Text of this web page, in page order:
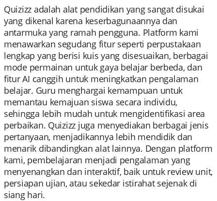
Quizizz adalah alat pendidikan yang sangat disukai
yang dikenal karena keserbagunaannya dan
antarmuka yang ramah pengguna. Platform kami
menawarkan segudang fitur seperti perpustakaan
lengkap yang berisi kuis yang disesuaikan, berbagai
mode permainan untuk gaya belajar berbeda, dan
fitur AI canggih untuk meningkatkan pengalaman
belajar. Guru menghargai kemampuan untuk
memantau kemajuan siswa secara individu,
sehingga lebih mudah untuk mengidentifikasi area
perbaikan. Quizizz juga menyediakan berbagai jenis
pertanyaan, menjadikannya lebih mendidik dan
menarik dibandingkan alat lainnya. Dengan platform
kami, pembelajaran menjadi pengalaman yang
menyenangkan dan interaktif, baik untuk review unit,
persiapan ujian, atau sekedar istirahat sejenak di
siang hari.